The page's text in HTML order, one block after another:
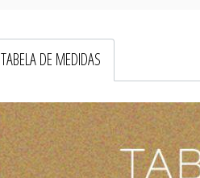
TABELA DE MEDIDAS